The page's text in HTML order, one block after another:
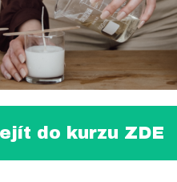
do kurzu ZDE